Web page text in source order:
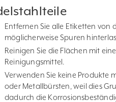
Entfernen Sie alle Etiketten von
möglicherweise Spuren
Reinigen Sie die Flächen mit
Reinigungsmittel.
Verwenden Sie keine Produkte
oder Metallbürsten, weil dies
dadurch die